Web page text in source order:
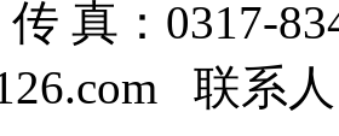
真：0317-
联系